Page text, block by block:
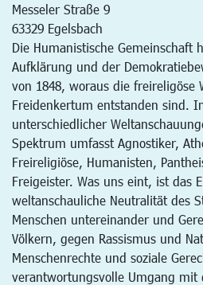
Messeler Straße 9
63329 Egelsbach
Die Humanistische Gemeinschaft
Aufklärung und der
von 1848, woraus die freireligöse
Freidenkertum entstanden sind.
unterschiedlicher
Spektrum umfasst Agnostiker,
Freireligiöse, Humanisten,
Freigeister. Was uns eint, ist das
weltanschauliche Neutralität des
Menschen untereinander und
Völkern, gegen Rassismus und
Menschenrechte und soziale
verantwortungsvolle Umgang mit